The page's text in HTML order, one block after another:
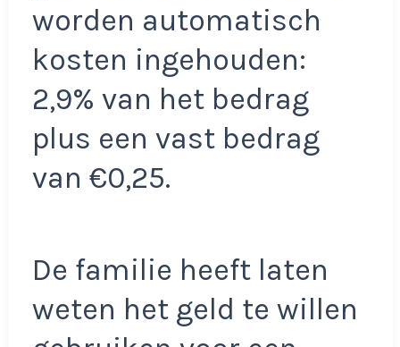
worden automatisch
kosten ingehouden:
2,9% van het bedrag
plus een vast bedrag
van €0,25.
De familie heeft laten
weten het geld te willen